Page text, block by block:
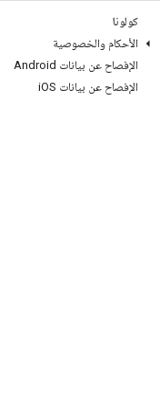
كولونا
الأحكام والخصوصية
الإفصاح عن بيانات Android
الإفصاح عن بيانات i OS